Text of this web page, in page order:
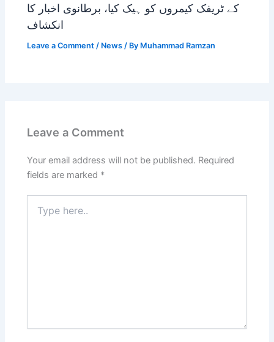
کے ٹریفک کیمروں کو ہیک کیا، برطانوی اخبار کا
انکشاف
Leave a Comment / News / By Muhammad Ramzan
Leave a Comment
Your email address will not be published. Required
fields are marked *
here..